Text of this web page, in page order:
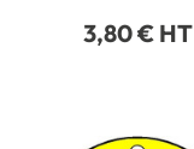
3,80 € HT